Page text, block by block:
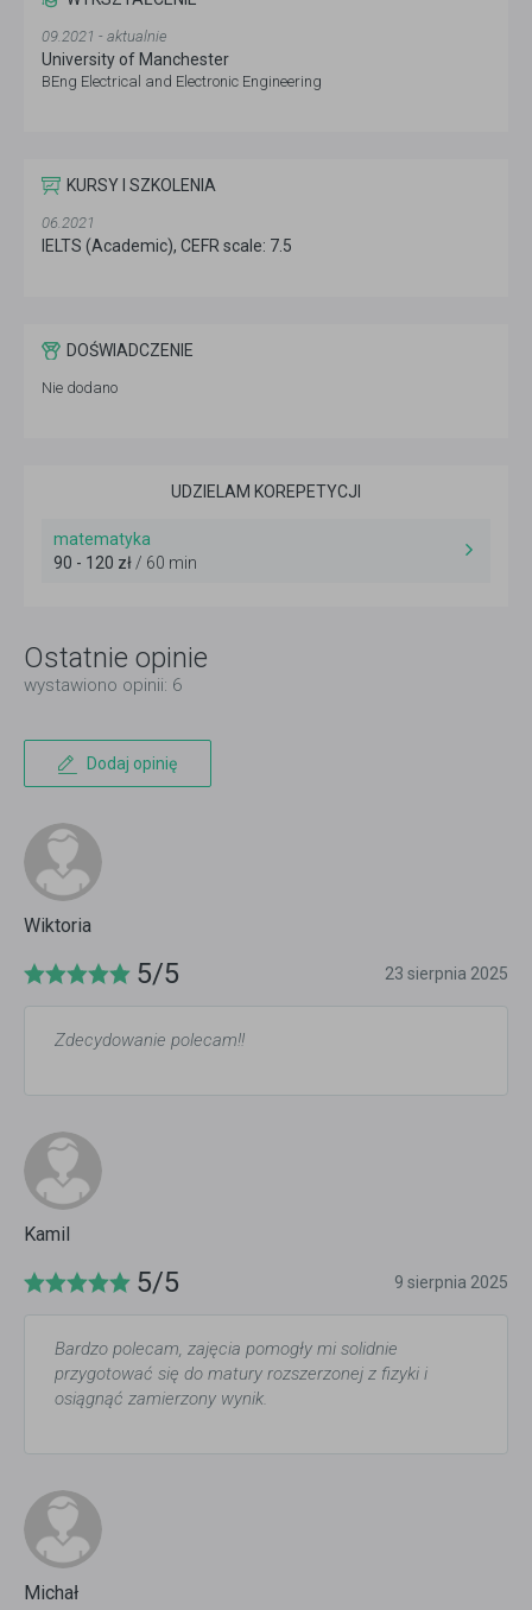
09.2021 - aktualnie
University of Manchester
BEng Electrical and Electronic Engineering
KURSY I SZKOLENIA
06.2021
IELTS (Academic), CEFR scale: 7.5
DOŚWIADCZENIE
Nie dodano
UDZIELAM KOREPETYCJI
matematyka
90 - 120 zł / 60 min
Ostatnie opinie
wystawiono opinii: 6
Dodaj opinię
Wiktoria
5/5 23 sierpnia 2025
Zdecydowanie polecam!!
Kamil
5/5 9 sierpnia 2025
Bardzo polecam, zajęcia pomogły mi solidnie
przygotować się do matury rozszerzonej z fizyki i
osiągnąć zamierzony wynik.
Michał